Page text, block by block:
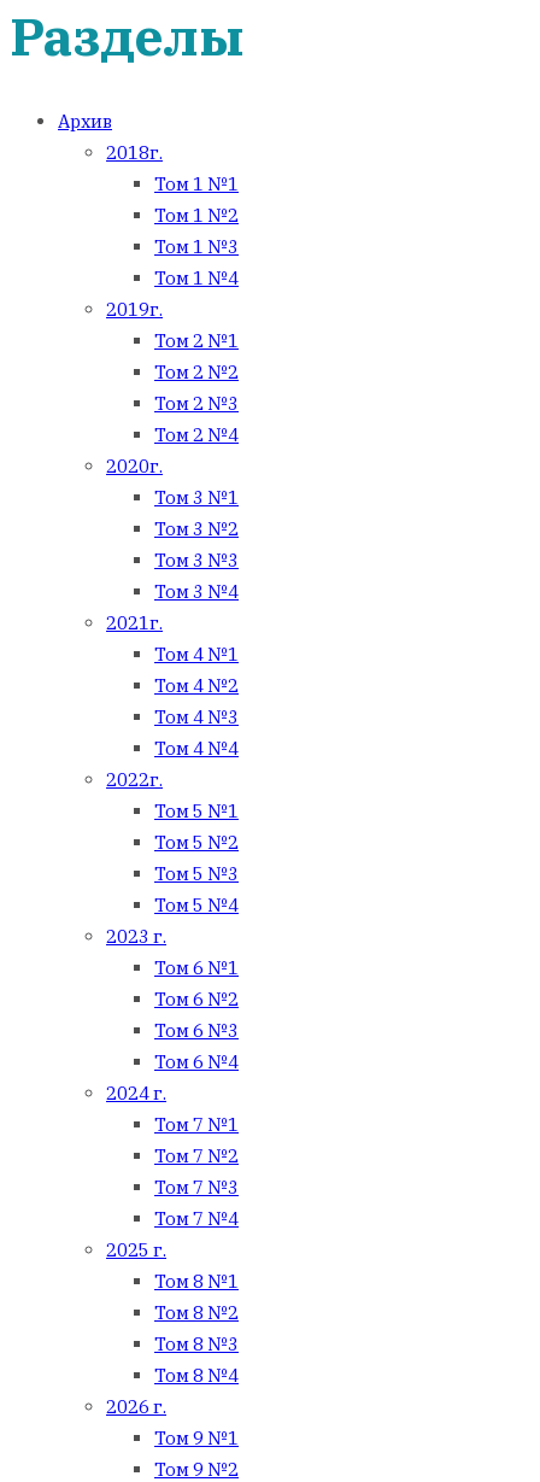
Разделы
Архив
2018г.
Том 1 №1
Том 1 №2
Том 1 №3
Том 1 №4
2019г.
Том 2 №1
Том 2 №2
Том 2 №3
Том 2 №4
2020г.
Том 3 №1
Том 3 №2
Том 3 №3
Том 3 №4
2021г.
Том 4 №1
Том 4 №2
Том 4 №3
Том 4 №4
2022г.
Том 5 №1
Том 5 №2
Том 5 №3
Том 5 №4
2023 г.
Том 6 №1
Том 6 №2
Том 6 №3
Том 6 №4
2024 г.
Том 7 №1
Том 7 №2
Том 7 №3
Том 7 №4
2025 г.
Том 8 №1
Том 8 №2
Том 8 №3
Том 8 №4
2026 г.
Том 9 №1
Том 9 №2